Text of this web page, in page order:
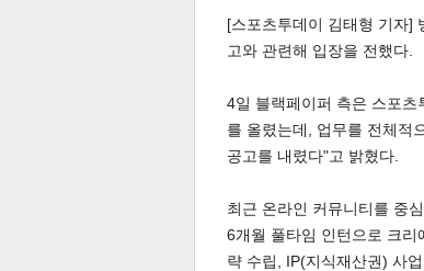
인
[스포츠투데이 김태형 기자]
고와 관련해 입장을 전했다.
4일 블랙페이퍼 측은 스포츠
를 올렸는데, 업무를 전체적
공고를 내렸다"고 밝혔다.
최근 온라인 커뮤니티를 중
6개월 풀타임 인턴으로 크리
략 수립, IP(지식재산권) 사